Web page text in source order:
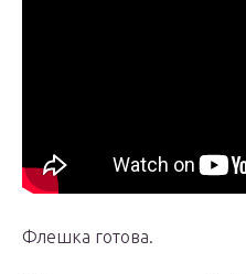
Флешка готова.